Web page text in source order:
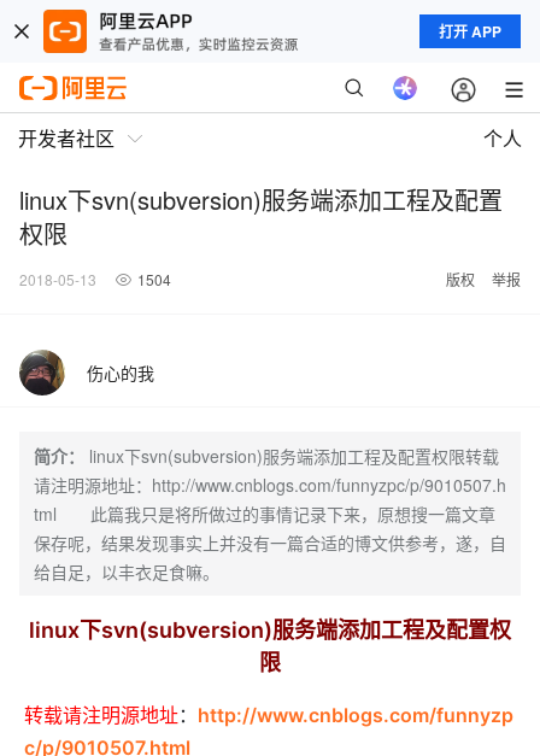
打开 APP
开发者社区 个人
linux下svn(subversion)服务端添加工程及配置
权限
2018-05-13 1504 版权 举报
伤心的我
简介：
linux下svn(subversion)服务端添加工程及配置权限转载
请注明源地址：http://www.cnblogs.com/funnyzpc/p/9010507.h
tml 此篇我只是将所做过的事情记录下来，原想搜一篇文章
保存呢，结果发现事实上并没有一篇合适的博文供参考，遂，自
给自足，以丰衣足食嘛。
linux下svn(subversion)服务端添加工程及配置权
限
转载请注明源地址： http://www.cnblogs.com/funnyzp
c/p/9010507.html